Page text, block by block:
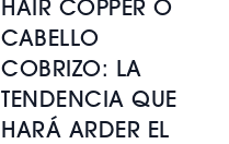
HAIR COPPER O
CABELLO
COBRIZO: LA
TENDENCIA QUE
HARÁ ARDER EL